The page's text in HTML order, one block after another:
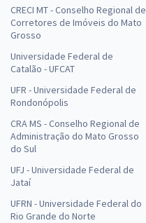
CRECI MT - Conselho Regional de
Corretores de Imóveis do Mato
Grosso
Universidade Federal de
Catalão - UFCAT
UFR - Universidade Federal de
Rondonópolis
CRA MS - Conselho Regional de
Administração do Mato Grosso
do Sul
UFJ - Universidade Federal de
Jataí
UFRN - Universidade Federal do
Rio Grande do Norte